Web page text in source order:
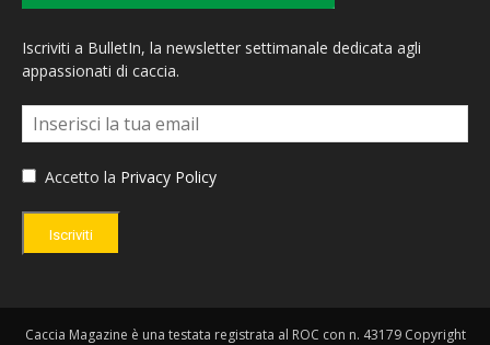
Iscriviti a BulletIn, la newsletter settimanale dedicata agli
appassionati di caccia.
Accetto la Privacy Policy
Iscriviti
Caccia Magazine è una testata registrata al ROC con n. 43179 Copyright